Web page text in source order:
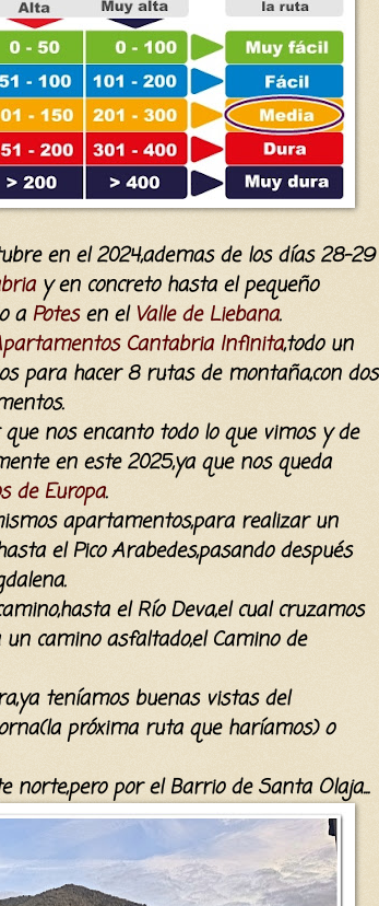
en el 2024,ademas de los días 28-29
y en concreto hasta el pequeño
a Potesen el Valle de Liebana.
Cantabria Infinita,todo un
para hacer 8 rutas de montaña,con dos
nos encanto todo lo que vimos y de
en este 2025,ya que nos queda
de Europa.
apartamentos,para realizar un
el Pico Arabedes,pasando después
el Río Deva,el cual cruzamos
camino asfaltado,el Camino de
teníamos buenas vistas del
próxima ruta que haríamos) o
por el Barrio de Santa Olaja...